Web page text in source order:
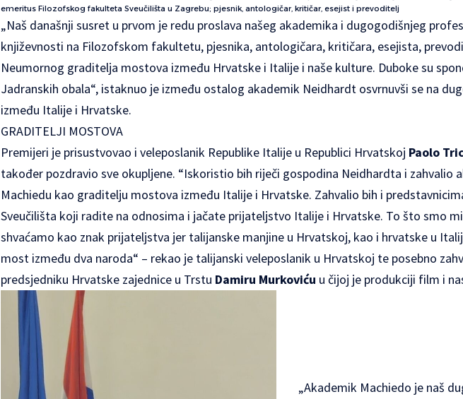
emeritus Filozofskog fakulteta Sveučilišta u Zagrebu; pjesnik, antologičar, kritičar, esejist i prevoditelj
„Naš današnji susret u prvom je redu proslava našeg akademika i dugogodišnjeg
književnosti na Filozofskom fakultetu, pjesnika, antologičara, kritičara, esejista,
Neumornog graditelja mostova između Hrvatske i Italije i naše kulture. Duboke su
Jadranskih obala“, istaknuo je između ostalog akademik Neidhardt osvrnuvši se na
između Italije i Hrvatske.
GRADITELJI MOSTOVA
Premijeri je prisustvovao i veleposlanik Republike Italije u Republici Hrvatskoj Paolo
također pozdravio sve okupljene. “Iskoristio bih riječi gospodina Neidhardta i zahvalio
Machiedu kao graditelju mostova između Italije i Hrvatske. Zahvalio bih i
Sveučilišta koji radite na odnosima i jačate prijateljstvo Italije i Hrvatske. To što smo
shvaćamo kao znak prijateljstva jer talijanske manjine u Hrvatskoj, kao i hrvatske u
most između dva naroda“ – rekao je talijanski veleposlanik u Hrvatskoj te posebno
predsjedniku Hrvatske zajednice u Trstu Damiru Murkoviću u čijoj je produkciji film i
„Akademik Machiedo je naš